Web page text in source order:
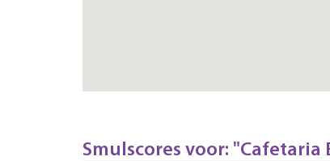
Smulscores voor: "Cafetaria